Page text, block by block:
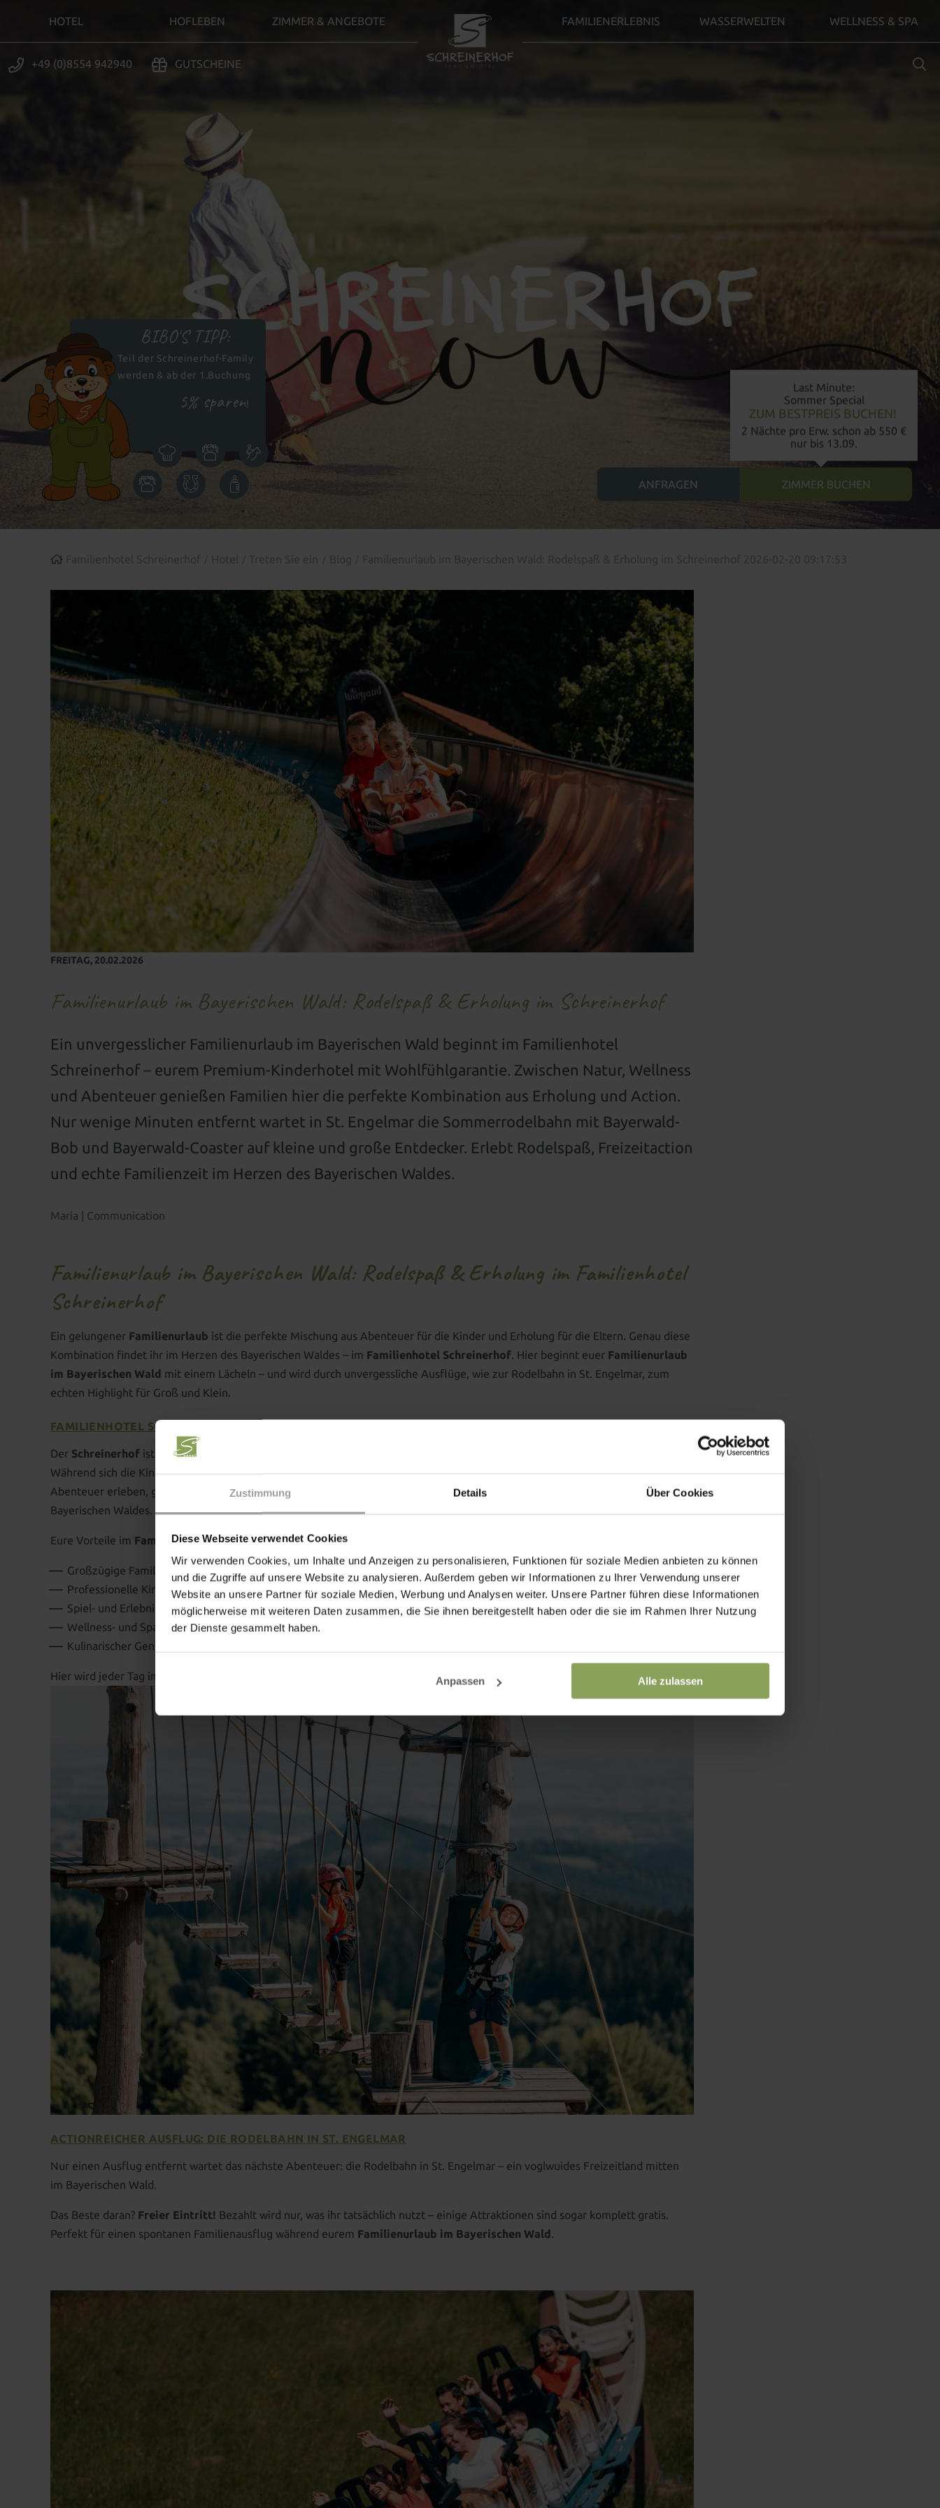
Zustimmung Details Über Cookies
Diese Webseite verwendet Cookies
Wir verwenden Cookies, um Inhalte und Anzeigen zu personalisieren, Funktionen für soziale Medien anbieten zu können
und die Zugriffe auf unsere Website zu analysieren. Außerdem geben wir Informationen zu Ihrer Verwendung unserer
Website an unsere Partner für soziale Medien, Werbung und Analysen weiter. Unsere Partner führen diese Informationen
möglicherweise mit weiteren Daten zusammen, die Sie ihnen bereitgestellt haben oder die sie im Rahmen Ihrer Nutzung
der Dienste gesammelt haben.
Anpassen Alle zulassen
HOTEL HOFLEBEN ZIMMER & ANGEBOTE FAMILIENERLEBNIS WASSERWELTEN WELLNESS & SPA
+49 (0)8554 942940 GUTSCHEINE
Last Minute:
Sommer Special
ZUM BESTPREIS BUCHEN!
2 Nächte pro Erw. schon ab 550 €
nur bis 13.09.
BIBO'S TIPP:
Teil der Schreinerhof-Family
werden & ab der 1.Buchung
5% sparen!
Kulinarik Kinder
Icon
Bauernhof
Icon
FREITAG, 20.02.2026
Familienurlaub im Bayerischen Wald: Rodelspaß & Erholung im Schreinerhof
Ein unvergesslicher Familienurlaub im Bayerischen Wald beginnt im Familienhotel
Schreinerhof – eurem Premium-Kinderhotel mit Wohlfühlgarantie. Zwischen Natur, Wellness
und Abenteuer genießen Familien hier die perfekte Kombination aus Erholung und Action.
Nur wenige Minuten entfernt wartet in St. Engelmar die Sommerrodelbahn mit Bayerwald-
Bob und Bayerwald-Coaster auf kleine und große Entdecker. Erlebt Rodelspaß, Freizeitaction
und echte Familienzeit im Herzen des Bayerischen Waldes.
Maria | Communication
Familienurlaub im Bayerischen Wald: Rodelspaß & Erholung im Familienhotel
Schreinerhof
Ein gelungener Familienurlaub ist die perfekte Mischung aus Abenteuer für die Kinder und Erholung für die Eltern. Genau diese
Kombination findet ihr im Herzen des Bayerischen Waldes – im Familienhotel Schreinerhof. Hier beginnt euer Familienurlaub
im Bayerischen Wald mit einem Lächeln – und wird durch unvergessliche Ausflüge, wie zur Rodelbahn in St. Engelmar, zum
echten Highlight für Groß und Klein.
FAMILIENHOTEL SCHREINERHOF – DAS ZUHAUSE FÜR EUREN FAMILIENURLAUB
Der Schreinerhof ist weit mehr als ein klassisches
Während sich die Kinder in liebevoll gestalteten Spielwelten austoben, neue Freundschaften schließen oder spannende
Abenteuer erleben, genießen Eltern wohltuende Wellnessmomente, kulinarische Highlights und die entspannte Atmosphäre des
Bayerischen Waldes.
Eure Vorteile im Familienhotel Schreinerhofauf einen Blick:
Großzügige Familienzimmer mit Wohlfühlfaktor
Professionelle Kinderbetreuung
Spiel- und Erlebnisbereiche für jedes Alter
Wellness- und Spa-Angebote für Eltern
Kulinarischer Genuss für die ganze Familie
Hier wird jeder Tag im zu einem besonderen Erlebnis – entspannt, herzlich und voller Möglichkeiten.
ACTIONREICHER AUSFLUG: DIE RODELBAHN IN ST. ENGELMAR
Nur einen Ausflug entfernt wartet das nächste Abenteuer: die Rodelbahn in St. Engelmar – ein voglwuides Freizeitland mitten
im Bayerischen Wald.
Das Beste daran? Freier Eintritt! Bezahlt wird nur, was ihr tatsächlich nutzt – einige Attraktionen sind sogar komplett gratis.
Perfekt für einen spontanen Familienausflug während eurem Familienurlaub im Bayerischen Wald.